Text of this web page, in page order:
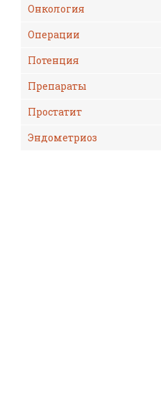
Онкология
Операции
Потенция
Препараты
Простатит
Эндометриоз